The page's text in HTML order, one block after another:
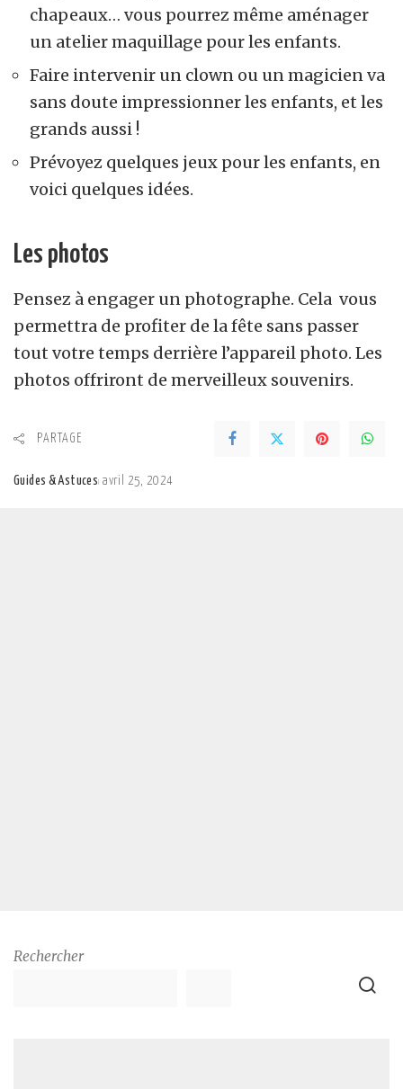
chapeaux… vous pourrez même aménager
un atelier maquillage pour les enfants.
Faire intervenir un clown ou un magicien va
sans doute impressionner les enfants, et les
grands aussi !
Prévoyez quelques jeux pour les enfants, en
voici quelques idées.
Les photos
Pensez à engager un photographe. Cela vous
permettra de profiter de la fête sans passer
tout votre temps derrière l’appareil photo. Les
photos offriront de merveilleux souvenirs.
PARTAGE
Guides & Astuces avril 25, 2024
Rechercher